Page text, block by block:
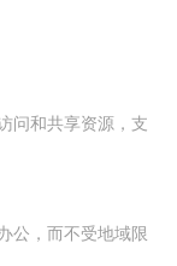
问和共享资源，支
公，而不受地域限